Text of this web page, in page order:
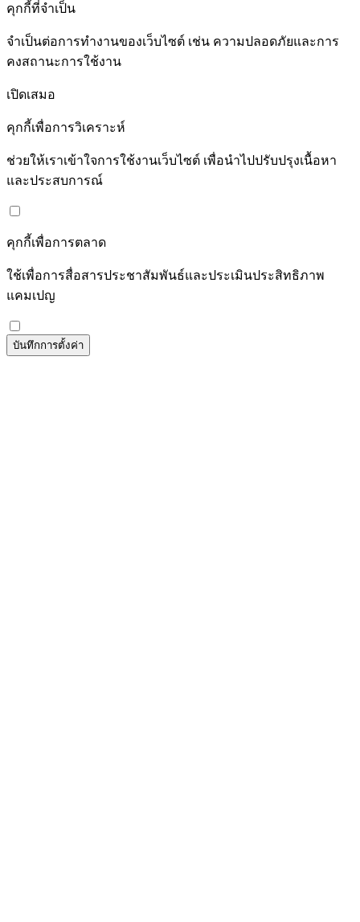
คุกกี้ที่จำเป็น
จำเป็นต่อการทำงานของเว็บไซต์ เช่น ความปลอดภัยและการ
คงสถานะการใช้งาน
เปิดเสมอ
คุกกี้เพื่อการวิเคราะห์
ช่วยให้เราเข้าใจการใช้งานเว็บไซต์ เพื่อนำไปปรับปรุงเนื้อหา
และประสบการณ์
คุกกี้เพื่อการตลาด
ใช้เพื่อการสื่อสารประชาสัมพันธ์และประเมินประสิทธิภาพ
แคมเปญ
บันทึกการตั้งค่า